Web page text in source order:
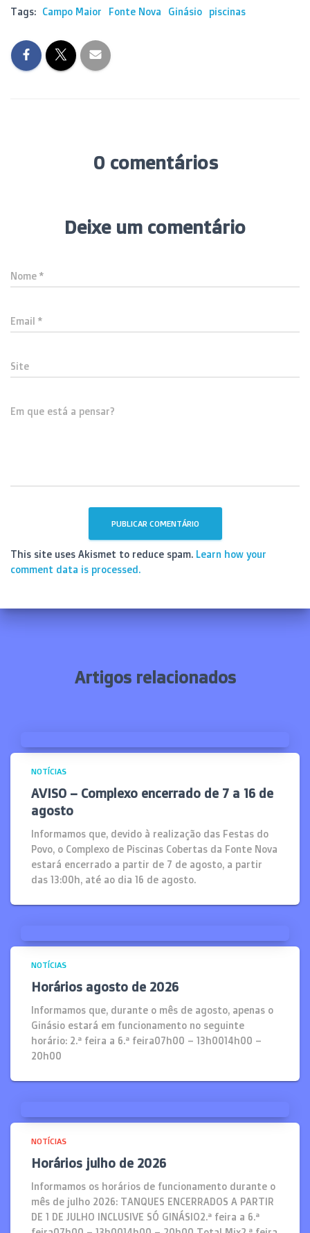
Tags: Campo Maior Fonte Nova Ginásio piscinas
0 comentários
Deixe um comentário
Nome *
Email *
Site
Em que está a pensar?
This site uses Akismet to reduce spam. Learn how your
comment data is processed.
Artigos relacionados
NOTÍCIAS
AVISO – Complexo encerrado de 7 a 16 de
agosto
Informamos que, devido à realização das Festas do
Povo, o Complexo de Piscinas Cobertas da Fonte Nova
estará encerrado a partir de 7 de agosto, a partir
das 13:00h, até ao dia 16 de agosto.
NOTÍCIAS
Horários agosto de 2026
Informamos que, durante o mês de agosto, apenas o
Ginásio estará em funcionamento no seguinte
horário: 2.ª feira a 6.ª feira07h00 – 13h0014h00 –
20h00
NOTÍCIAS
Horários julho de 2026
Informamos os horários de funcionamento durante o
mês de julho 2026: TANQUES ENCERRADOS A PARTIR
DE 1 DE JULHO INCLUSIVE SÓ GINÁSIO2.ª feira a 6.ª